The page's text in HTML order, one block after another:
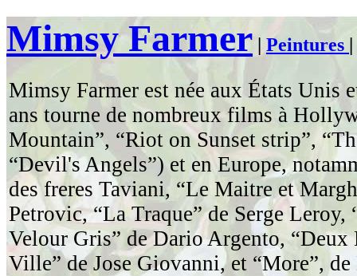
Mimsy Farmer | Peintures |
Mimsy Farmer est née aux États Unis
ans tourne de nombreux films à
Mountain”, “Riot on Sunset strip”,
“Devil's Angels”) et en Europe,
des freres Taviani, “Le Maitre et
Petrovic, “La Traque” de Serge Leroy,
Velour Gris” de Dario Argento, “Deux
Ville” de Jose Giovanni, et “More”, de